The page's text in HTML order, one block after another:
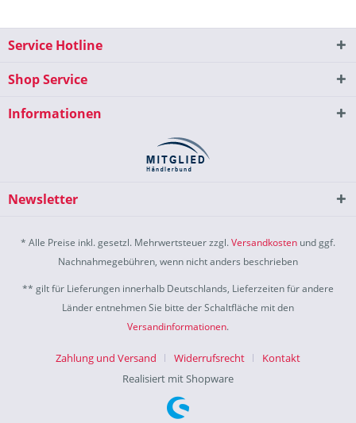
Service Hotline
Shop Service
Informationen
Newsletter
* Alle Preise inkl. gesetzl. Mehrwertsteuer zzgl.Versandkosten und ggf.
Nachnahmegebühren, wenn nicht anders beschrieben
** gilt für Lieferungen innerhalb Deutschlands, Lieferzeiten für andere
Länder entnehmen Sie bitte der Schaltfläche mit den
Versandinformationen.
Zahlung und Versand Widerrufsrecht
Kontakt
Realisiert mit Shopware